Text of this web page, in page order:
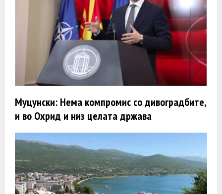
Муцунски: Нема компромис со дивоградбите,
и во Охрид и низ целата држава